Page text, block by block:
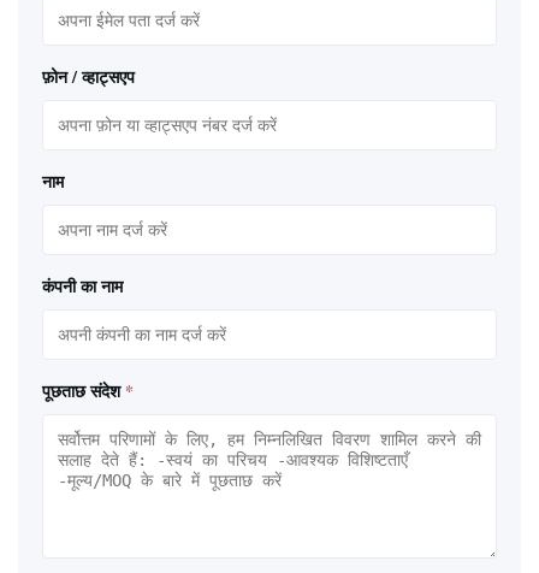
फ़ोन / व्हाट्सएप
नाम
कंपनी का नाम
पूछताछ संदेश *